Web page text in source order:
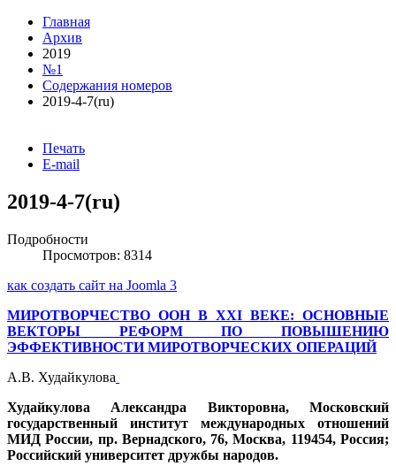
Главная
Архив
2019
№1
Содержания номеров
2019-4-7(ru)
Печать
E-mail
2019-4-7(ru)
Подробности
Просмотров: 8314
как создать сайт на Joomla 3
МИРОТВОРЧЕСТВО ООН В XXI ВЕКЕ: ОСНОВНЫЕ
ВЕКТОРЫ РЕФОРМ ПО ПОВЫШЕНИЮ
ЭФФЕКТИВНОСТИ МИРОТВОРЧЕСКИХ ОПЕРАЦИЙ
А.В. Худайкулова
Худайкулова Александра Викторовна, Московский
государственный институт международных отношений
МИД России, пр. Вернадского, 76, Москва, 119454, Россия;
Российский университет дружбы народов.